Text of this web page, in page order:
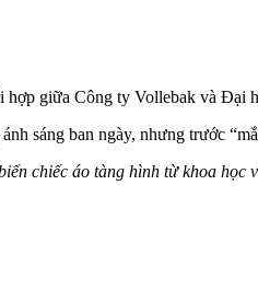
giữa Công ty Vollebak và Đại
sáng ban ngày, nhưng trước
chiếc áo tàng hình từ khoa học